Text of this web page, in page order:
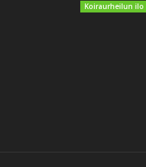
Koiraurheilun ilo